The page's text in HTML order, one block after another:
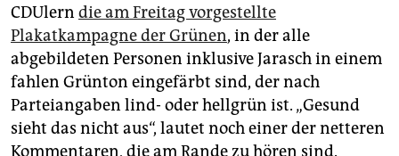
CDUlern die am Freitag vorgestellte
Plakatkampagne der Grünen, in der alle
abgebildeten Personen inklusive Jarasch in einem
fahlen Grünton eingefärbt sind, der nach
Parteiangaben lind- oder hellgrün ist. „Gesund
sieht das nicht aus“, lautet noch einer der netteren
Kommentaren, die am Rande zu hören sind.